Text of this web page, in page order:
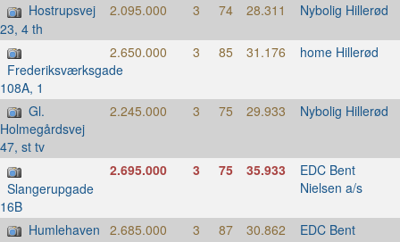
Hostrupsvej
23, 4 th
2.095.000 3 74 28.311 Nybolig Hillerød
Frederiksværksgade
108A, 1
2.650.000 3 85 31.176 home Hillerød
Gl.
Holmegårdsvej
47, st tv
2.245.000 3 75 29.933 Nybolig Hillerød
Slangerupgade
16B
2.695.000 3 75 35.933 EDC Bent
Nielsen a/s
Humlehaven 2.685.000 3 87 30.862 EDC Bent